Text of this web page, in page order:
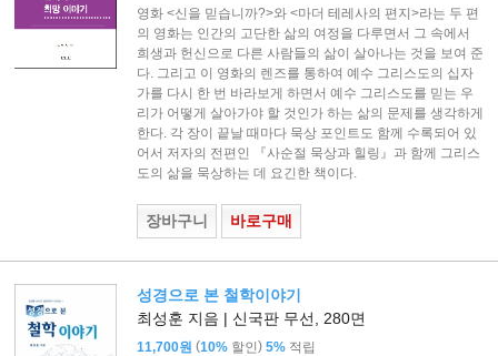
영화 <신을 믿습니까?>와 <마더 테레사의 편지>라는 두 편
의 영화는 인간의 고단한 삶의 여정을 다루면서 그 속에서
희생과 헌신으로 다른 사람들의 삶이 살아나는 것을 보여 준
다. 그리고 이 영화의 렌즈를 통하여 예수 그리스도의 십자
가를 다시 한 번 바라보게 하면서 예수 그리스도를 믿는 우
리가 어떻게 살아가야 할 것인가 하는 삶의 문제를 생각하게
한다. 각 장이 끝날 때마다 묵상 포인트도 함께 수록되어 있
어서 저자의 전편인 『사순절 묵상과 힐링』과 함께 그리스
도의 삶을 묵상하는 데 요긴한 책이다.
장바구니 바로구매
성경으로 본 철학이야기
최성훈 지음 | 신국판 무선, 280면
11,700원 (10% 할인) 5% 적립